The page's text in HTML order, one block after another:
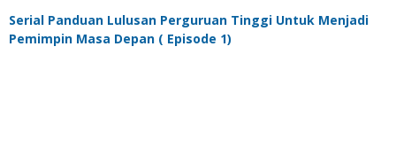
Serial Panduan Lulusan Perguruan Tinggi Untuk Menjadi
Pemimpin Masa Depan ( Episode 1)